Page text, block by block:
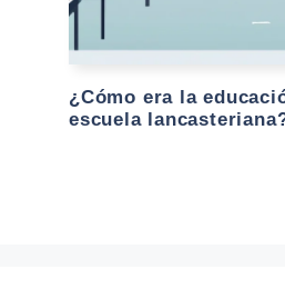
¿Cómo era la
escuela